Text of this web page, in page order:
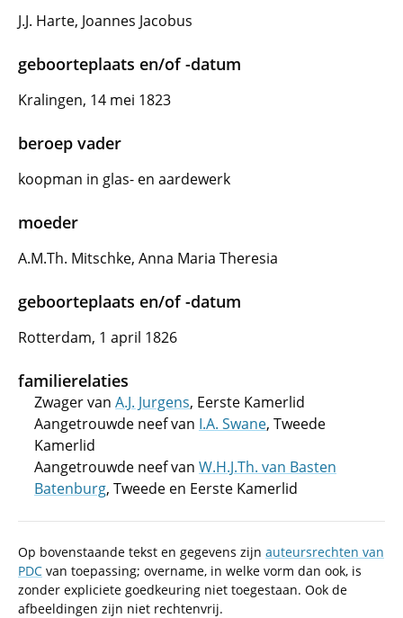
J.J. Harte, Joannes Jacobus
geboorteplaats en/of -datum
Kralingen, 14 mei 1823
beroep vader
koopman in glas- en aardewerk
moeder
A.M.Th. Mitschke, Anna Maria Theresia
geboorteplaats en/of -datum
Rotterdam, 1 april 1826
familierelaties
Zwager van A.J. Jurgens, Eerste Kamerlid
Aangetrouwde neef van I.A. Swane, Tweede
Kamerlid
Aangetrouwde neef van W.H.J.Th. van Basten
Batenburg, Tweede en Eerste Kamerlid
Op bovenstaande tekst en gegevens zijn auteursrechten van
PDC van toepassing; overname, in welke vorm dan ook, is
zonder expliciete goedkeuring niet toegestaan. Ook de
afbeeldingen zijn niet rechtenvrij.